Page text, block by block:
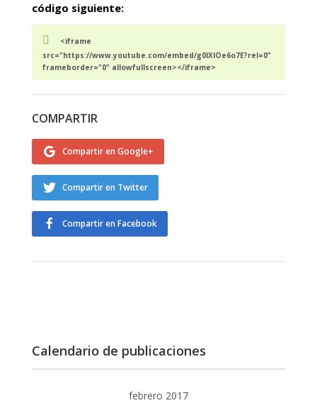
código siguiente:
<iframe
src="https://www.youtube.com/embed/g0lXlOe6o7E?rel=0"
frameborder="0" allowfullscreen></iframe>
COMPARTIR
Compartir en Google+
Compartir en Twitter
Compartir en Facebook
Calendario de publicaciones
febrero 2017